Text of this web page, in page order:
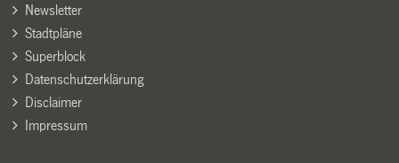
Newsletter
Stadtpläne
Superblock
Datenschutzerklärung
Disclaimer
Impressum